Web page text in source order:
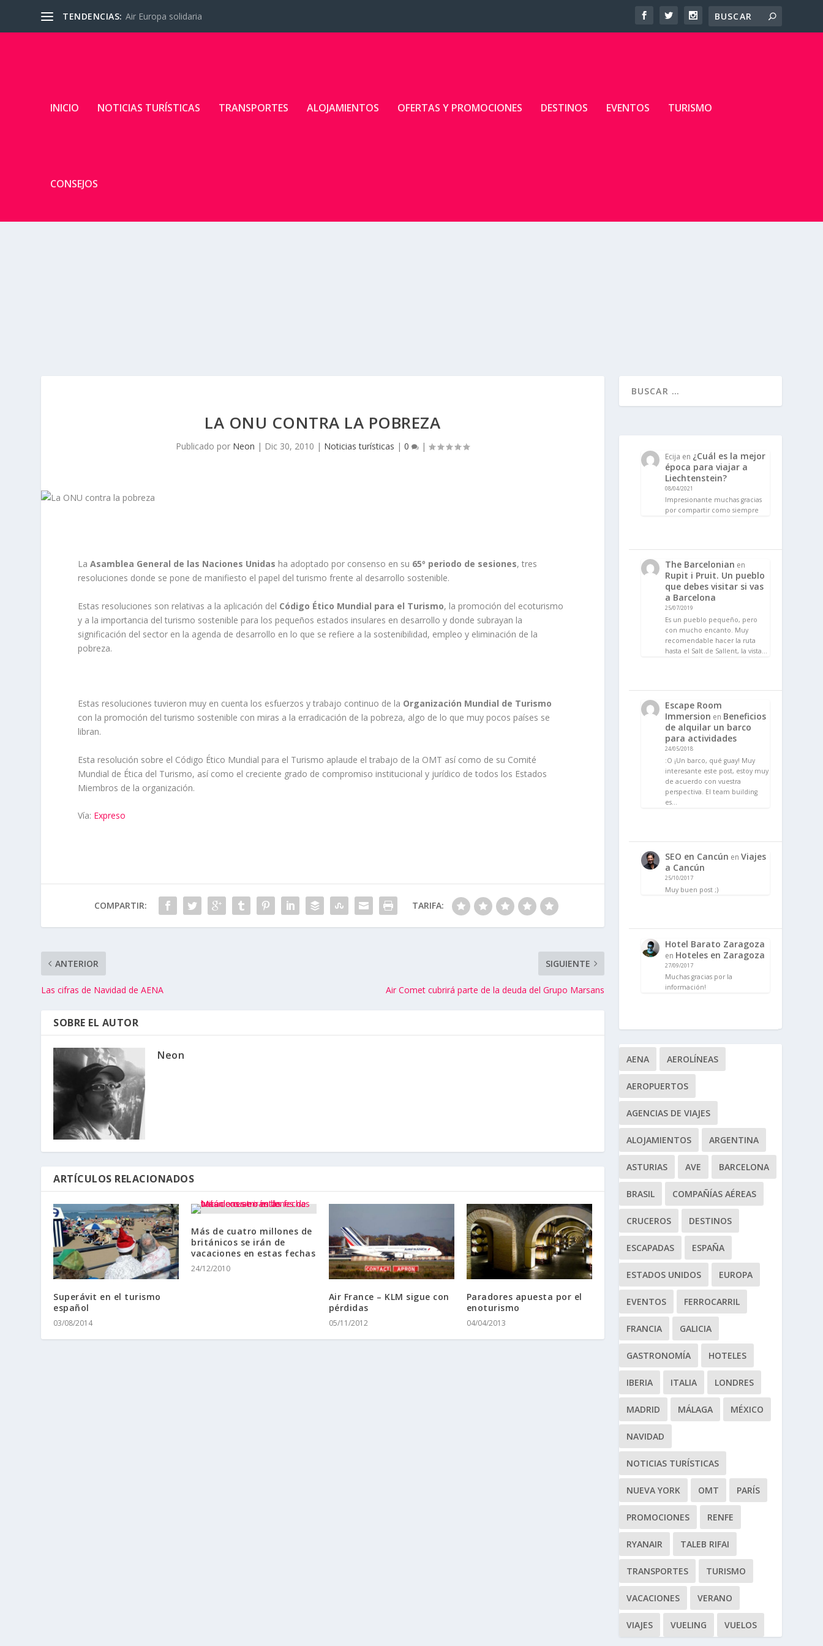
TENDENCIAS: Air Europa solidaria
INICIO NOTICIAS TURÍSTICAS TRANSPORTES ALOJAMIENTOS OFERTAS Y PROMOCIONES DESTINOS EVENTOS TURISMO
CONSEJOS
LA ONU CONTRA LA POBREZA
Publicado por Neon | Dic 30, 2010 | Noticias turísticas |0 |
LaAsamblea General de las Naciones Unidas ha adoptado por consenso en su 65º periodo de sesiones, tres
resoluciones donde se pone de manifiesto el papel del turismo frente al desarrollo sostenible.
Estas resoluciones son relativas a la aplicación del Código Ético Mundial para el Turismo, la promoción del ecoturismo
y a la importancia del turismo sostenible para los pequeños estados insulares en desarrollo y donde subrayan la
significación del sector en la agenda de desarrollo en lo que se refiere a la sostenibilidad, empleo y eliminación de la
pobreza.
Estas resoluciones tuvieron muy en cuenta los esfuerzos y trabajo continuo de la Organización Mundial de Turismo
con la promoción del turismo sostenible con miras a la erradicación de la pobreza, algo de lo que muy pocos países se
libran.
Esta resolución sobre el Código Ético Mundial para el Turismo aplaude el trabajo de la OMT así como de su Comité
Mundial de Ética del Turismo, así como el creciente grado de compromiso institucional y jurídico de todos los Estados
Miembros de la organización.
Vía: Expreso
COMPARTIR: TARIFA:
ANTERIOR
Las cifras de Navidad de AENA
SIGUIENTE
Air Comet cubrirá parte de la deuda del Grupo Marsans
SOBRE EL AUTOR
Neon
ARTÍCULOS RELACIONADOS
Superávit en el turismo
español
03/08/2014
Más de cuatro millones de
británicos se irán de
vacaciones en estas fechas
24/12/2010
Air France – KLM sigue con
pérdidas
05/11/2012
Paradores apuesta por el
enoturismo
04/04/2013
Ecija en ¿Cuál es la mejor
época para viajar a
Liechtenstein?
08/04/2021
Impresionante muchas gracias
por compartir como siempre
The Barcelonian en
Rupit i Pruit. Un pueblo
que debes visitar si vas
a Barcelona
25/07/2019
Es un pueblo pequeño, pero
con mucho encanto. Muy
recomendable hacer la ruta
hasta el Salt de Sallent, la vista…
Escape Room
Immersion en Beneficios
de alquilar un barco
para actividades
24/05/2018
:O ¡Un barco, qué guay! Muy
interesante este post, estoy muy
de acuerdo con vuestra
perspectiva. El team building
es…
SEO en Cancún en Viajes
a Cancún
25/10/2017
Muy buen post ;)
Hotel Barato Zaragoza
en Hoteles en Zaragoza
27/09/2017
Muchas gracias por la
información!
AENA AEROLÍNEAS
AEROPUERTOS
AGENCIAS DE VIAJES
ALOJAMIENTOS ARGENTINA
ASTURIAS AVE BARCELONA
BRASIL COMPAÑÍAS AÉREAS
CRUCEROS DESTINOS
ESCAPADAS ESPAÑA
ESTADOS UNIDOS EUROPA
EVENTOS FERROCARRIL
FRANCIA GALICIA
GASTRONOMÍA HOTELES
IBERIA ITALIA LONDRES
MADRID MÁLAGA MÉXICO
NAVIDAD
NOTICIAS TURÍSTICAS
NUEVA YORK OMT PARÍS
PROMOCIONES RENFE
RYANAIR TALEB RIFAI
TRANSPORTES TURISMO
VACACIONES VERANO
VIAJES VUELING VUELOS